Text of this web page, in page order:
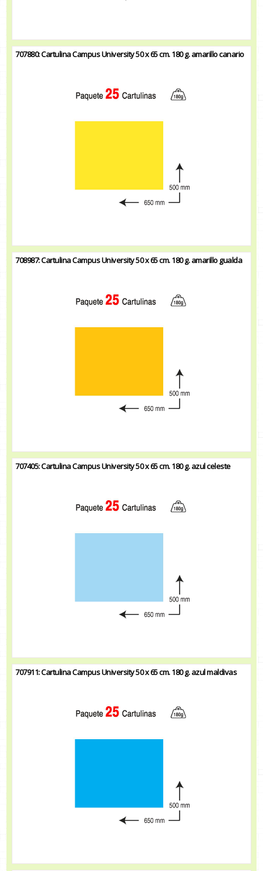
707880: Cartulina Campus University 50 x 65 cm. 180 g. amarillo canario
708987: Cartulina Campus University 50 x 65 cm. 180 g. amarillo gualda
707405: Cartulina Campus University 50 x 65 cm. 180 g. azul celeste
707911: Cartulina Campus University 50 x 65 cm. 180 g. azul maldivas